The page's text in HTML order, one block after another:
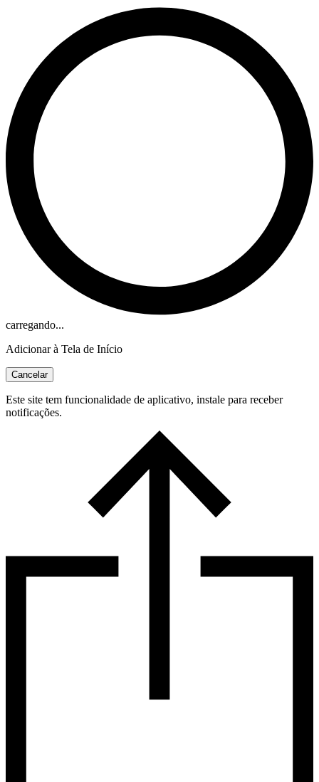
carregando...
Adicionar à Tela de Início
Cancelar
Este site tem funcionalidade de aplicativo, instale para receber
notificações.